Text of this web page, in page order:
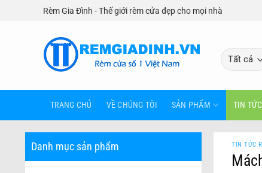
Rèm Gia Đình - Thế giới rèm cửa đẹp cho mọi nhà
TRANG CHỦ VỀ CHÚNG TÔI SẢN PHẨM TIN
Danh mục sản phẩm TIN TỨC